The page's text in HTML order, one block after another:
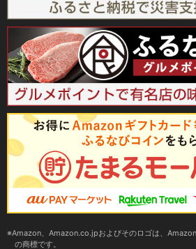
Amazon、Amazon.co.jpおよびそのロゴは、
の商標です。